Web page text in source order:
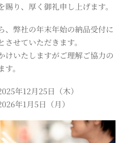
り、厚く御礼申し上げます。
、弊社の年末年始の納品受付に
せていただきます。
けいたしますがご理解ご協力の
。
年12月25日（木）
年1月5日（月）